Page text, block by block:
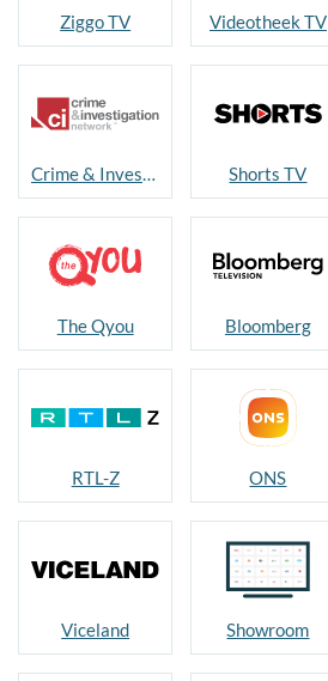
Ziggo TV Videotheek TV
Crime & Investigation Shorts TV
The Qyou Bloomberg
RTL-Z ONS
Viceland Showroom